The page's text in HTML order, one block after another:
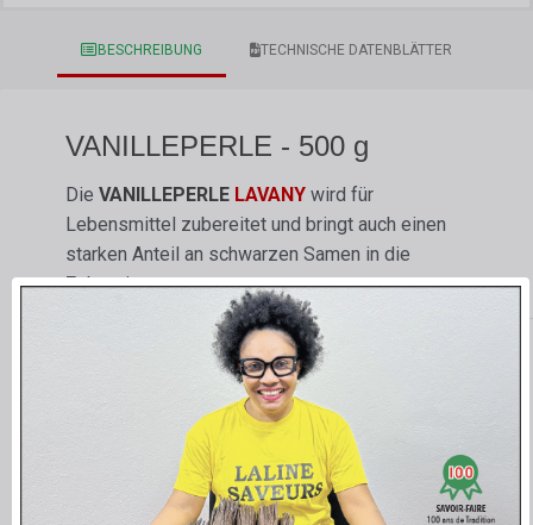
BESCHREIBUNG TECHNISCHE DATENBLÄTTER
VANILLEPERLE - 500 g
Die VANILLEPERLE LAVANY wird für
Lebensmittel zubereitet und bringt auch einen
starken Anteil an schwarzen Samen in die
Zubereitungen.
In einem vollständig recycelbaren PET-Glas in
Lebensmittelqualität mit sicherem
Schraubdeckel, zu 500 Gramm.
Haltbarkeit – MHD: Im luftdichten Glas: 24